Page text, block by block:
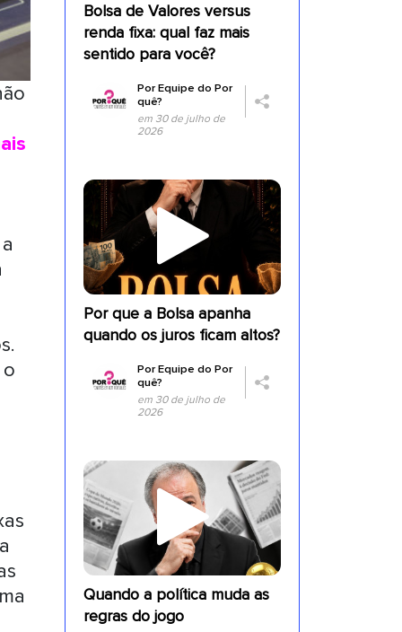
Bolsa de Valores versus
renda fixa: qual faz mais
sentido para você?
PorEquipe do Por
quê?
em 30 de julho de
2026
Por que a Bolsa apanha
quando os juros ficam altos?
PorEquipe do Por
quê?
em 30 de julho de
2026
Quando a política muda as
regras do jogo